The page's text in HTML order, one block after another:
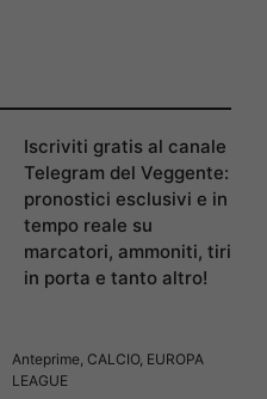
Iscriviti gratis al canale
Telegram del Veggente:
pronostici esclusivi e in
tempo reale su
marcatori, ammoniti, tiri
in porta e tanto altro!
Anteprime, CALCIO, EUROPA
LEAGUE